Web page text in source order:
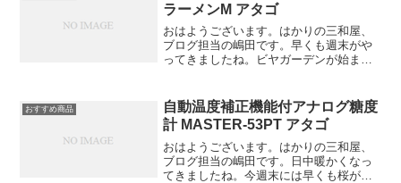
ラーメンM アタゴ
おはようございます。はかりの三和屋、
ブログ担当の嶋田です。早くも週末がや
ってきましたね。ビヤガーデンが始まっ
ラーメンスープ濃度計 MASTER-ラーメ
ンM を紹介し...
おすすめ商品
自動温度補正機能付アナログ糖度
計 MASTER-53PT アタゴ
おはようございます。はかりの三和屋、
ブログ担当の嶋田です。日中暖かくなっ
てきましたね。今週末には早くも桜が開